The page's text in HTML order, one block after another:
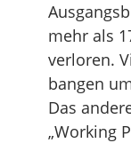
mehr als
verloren.
bangen
Das
„Working